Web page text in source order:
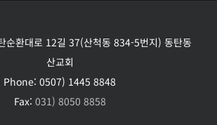
순환대로 12길 37(산척동 834-5번지) 동탄동
산교회
Phone: 0507) 1445 8848
Fax: 031) 8050 8858